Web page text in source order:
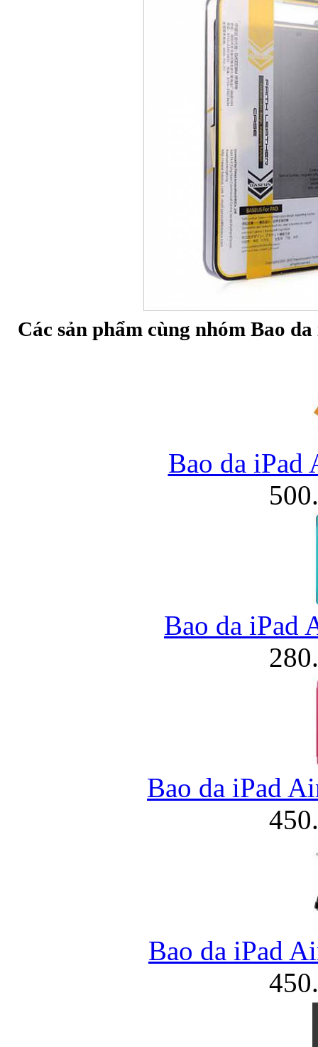
Các sản phẩm cùng nhóm Bao
Bao da iPad
Bao da iPad
Bao da iPad
Bao da iPad